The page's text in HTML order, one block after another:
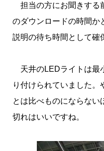
担当の方にお聞きする
のダウンロードの時間か
説明の待ち時間として確
天井のLEDライトは最
り付けられていました。
とは比べものにならない
切れはいいですね。